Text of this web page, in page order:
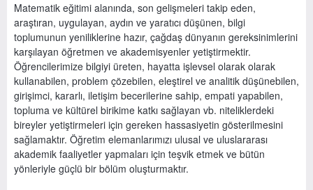
Matematik eğitimi alanında, son gelişmeleri takip eden,
araştıran, uygulayan, aydın ve yaratıcı düşünen, bilgi
toplumunun yeniliklerine hazır, çağdaş dünyanın gereksinimlerini
karşılayan öğretmen ve akademisyenler yetiştirmektir.
Öğrencilerimize bilgiyi üreten, hayatta işlevsel olarak olarak
kullanabilen, problem çözebilen, eleştirel ve analitik düşünebilen,
girişimci, kararlı, iletişim becerilerine sahip, empati yapabilen,
topluma ve kültürel birikime katkı sağlayan vb. niteliklerdeki
bireyler yetiştirmeleri için gereken hassasiyetin gösterilmesini
sağlamaktır. Öğretim elemanlarımızı ulusal ve uluslararası
akademik faaliyetler yapmaları için teşvik etmek ve bütün
yönleriyle güçlü bir bölüm oluşturmaktır.